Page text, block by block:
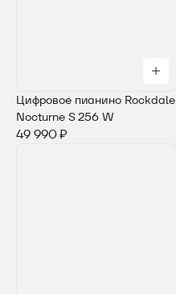
Цифровое пианино Rockdale
Nocturne S 256 W
49 990 ₽